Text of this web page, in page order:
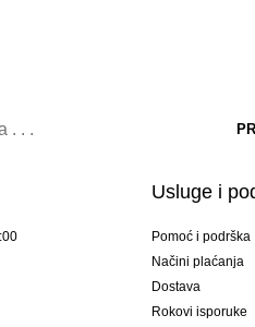
Usluge i
Pomoć i podrška
Načini plaćanja
Dostava
Rokovi isporuke